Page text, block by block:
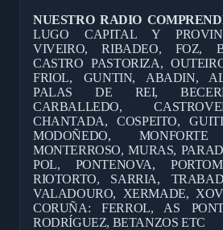
NUESTRO RADIO
LUGO CAPITAL Y
VIVEIRO, RIBADEO, FOZ,
CASTRO PASTORIZA,
FRIOL, GUNTIN, ABADIN,
PALAS DE REI,
CARBALLEDO,
CHANTADA, COSPEITO,
MODOÑEDO,
MONTERROSO, MURAS,
POL, PONTENOVA,
RIOTORTO, SARRIA,
VALADOURO, XERMADE,
CORUÑA: FERROL, AS
RODRÍGUEZ, BETANZOS ETC